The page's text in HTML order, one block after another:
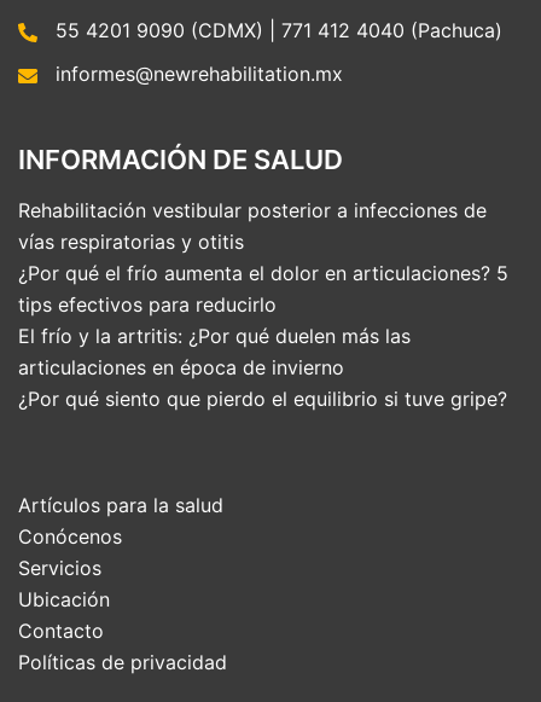
55 4201 9090 (CDMX) | 771 412 4040 (Pachuca)
informes@newrehabilitation.mx
INFORMACIÓN DE SALUD
Rehabilitación vestibular posterior a infecciones de
vías respiratorias y otitis
¿Por qué el frío aumenta el dolor en articulaciones? 5
tips efectivos para reducirlo
El frío y la artritis: ¿Por qué duelen más las
articulaciones en época de invierno
¿Por qué siento que pierdo el equilibrio si tuve gripe?
Artículos para la salud
Conócenos
Servicios
Ubicación
Contacto
Políticas de privacidad